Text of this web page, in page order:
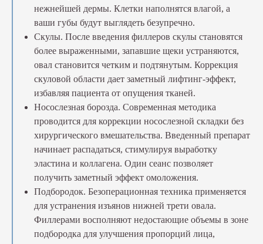
нежнейшей дермы. Клетки наполнятся влагой, а
ваши губы будут выглядеть безупречно.
Скулы. После введения филлеров скулы становятся
более выраженными, запавшие щеки устраняются,
овал становится четким и подтянутым. Коррекция
скуловой области дает заметный лифтинг-эффект,
избавляя пациента от опущения тканей.
Носослезная борозда. Современная методика
проводится для коррекции носослезной складки без
хирургического вмешательства. Введенный препарат
начинает распадаться, стимулируя выработку
эластина и коллагена. Один сеанс позволяет
получить заметный эффект омоложения.
Подбородок. Безоперационная техника применяется
для устранения изъянов нижней трети овала.
Филлерами восполняют недостающие объемы в зоне
подбородка для улучшения пропорций лица,